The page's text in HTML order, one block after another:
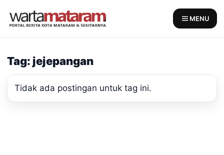
MENU
Tag: jejepangan
Tidak ada postingan untuk tag ini.